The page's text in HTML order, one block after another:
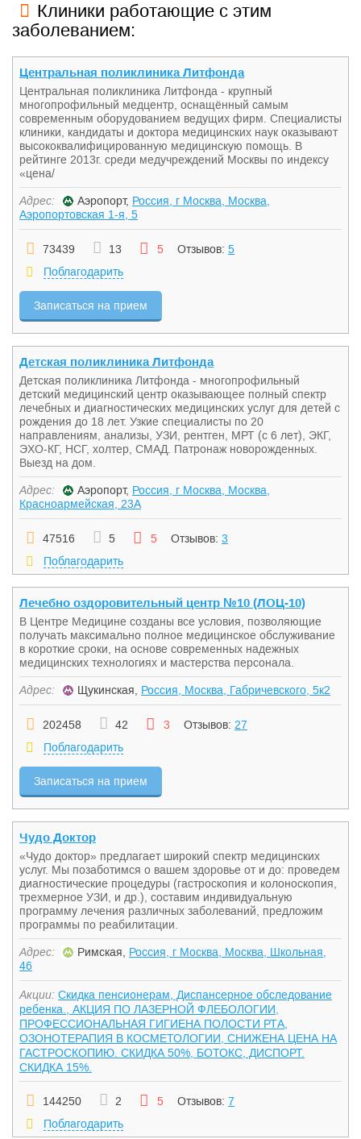
Клиники работающие с этим
заболеванием:
Центральная поликлиника Литфонда
Центральная поликлиника Литфонда - крупный
многопрофильный медцентр, оснащённый самым
современным оборудованием ведущих фирм. Специалисты
клиники, кандидаты и доктора медицинских наук оказывают
высококвалифицированную медицинскую помощь. В
рейтинге 2013г. среди медучреждений Москвы по индексу
«цена/
Адрес: Аэропорт, Россия, г Москва, Москва,
Аэропортовская 1-я, 5
73439 13 5 Отзывов: 5
Поблагодарить
Записаться на прием
Детская поликлиника Литфонда
Детская поликлиника Литфонда - многопрофильный
детский медицинский центр оказывающее полный спектр
лечебных и диагностических медицинских услуг для детей с
рождения до 18 лет. Узкие специалисты по 20
направлениям, анализы, УЗИ, рентген, МРТ (с 6 лет), ЭКГ,
ЭХО-КГ, НСГ, холтер, СМАД. Патронаж новорожденных.
Выезд на дом.
Адрес: Аэропорт, Россия, г Москва, Москва,
Красноармейская, 23А
47516 5 5 Отзывов: 3
Поблагодарить
Лечебно оздоровительный центр №10 (ЛОЦ-10)
В Центре Медицине созданы все условия, позволяющие
получать максимально полное медицинское обслуживание
в короткие сроки, на основе современных надежных
медицинских технологиях и мастерства персонала.
Адрес: Щукинская, Россия, Москва, Габричевского, 5к2
202458 42 3 Отзывов: 27
Поблагодарить
Записаться на прием
Чудо Доктор
«Чудо доктор» предлагает широкий спектр медицинских
услуг. Мы позаботимся о вашем здоровье от и до: проведем
диагностические процедуры (гастроскопия и колоноскопия,
трехмерное УЗИ, и др.), составим индивидуальную
программу лечения различных заболеваний, предложим
программы по реабилитации.
Адрес: Римская, Россия, г Москва, Москва, Школьная,
46
Акции: Скидка пенсионерам, Диспансерное обследование
ребенка., АКЦИЯ ПО ЛАЗЕРНОЙ ФЛЕБОЛОГИИ,
ПРОФЕССИОНАЛЬНАЯ ГИГИЕНА ПОЛОСТИ РТА,
ОЗОНОТЕРАПИЯ В КОСМЕТОЛОГИИ, СНИЖЕНА ЦЕНА НА
ГАСТРОСКОПИЮ. СКИДКА 50%, БОТОКС, ДИСПОРТ.
СКИДКА 15%.
144250 2 5 Отзывов: 7
Поблагодарить